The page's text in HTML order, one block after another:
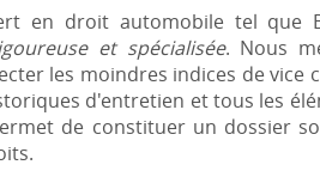
en droit automobile tel que
et spécialisée. Nous
les moindres indices de vice
d'entretien et tous les
de constituer un dossier